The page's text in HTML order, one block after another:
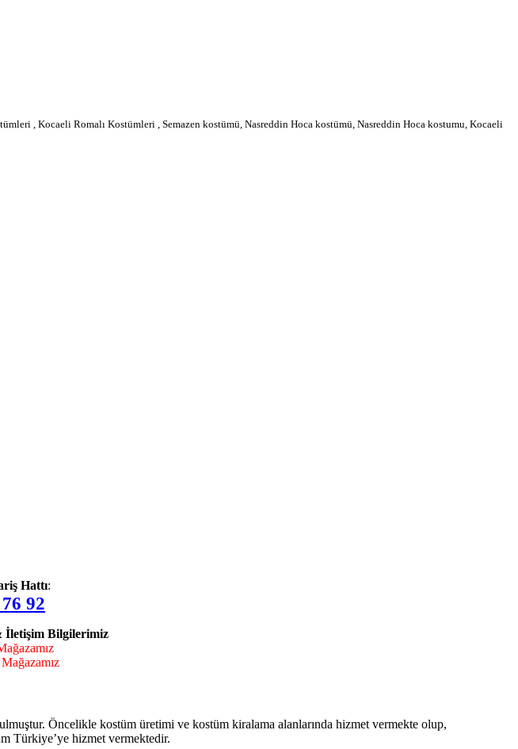
, Kocaeli Romalı Kostümleri , Semazen kostümü, Nasreddin Hoca kostümü, Nasreddin Hoca kostumu, Kocaeli
Hattı:
92
İletişim Bilgilerimiz
Mağazamız
Öncelikle kostüm üretimi ve kostüm kiralama alanlarında hizmet vermekte olup,
Türkiye’ye hizmet vermektedir.